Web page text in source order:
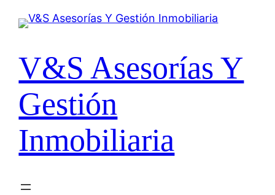
Saltar
V&S Asesorías Y
Gestión
Inmobiliaria